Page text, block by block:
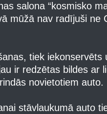
salona “kosmisko
mūžā nav radījuši ne
tiek iekonservēts
ir redzētas bildes ar
novietotiem auto.
stāvlaukumā auto